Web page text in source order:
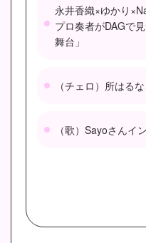
永井香織×ゆかり
プロ奏者がDAGで
舞台」
（チェロ）所はる
（歌）Sayoさんイ